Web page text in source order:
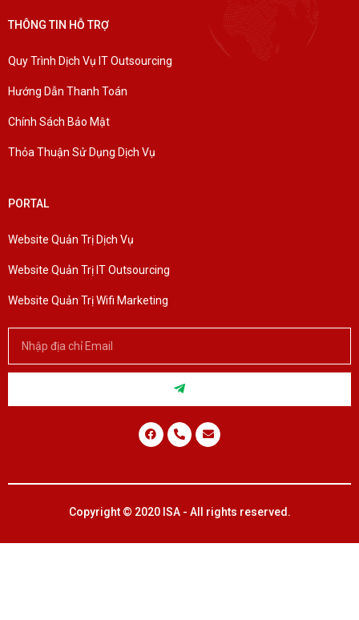
THÔNG TIN HỖ TRỢ
Quy Trình Dịch Vụ IT Outsourcing
Hướng Dẫn Thanh Toán
Chính Sách Bảo Mật
Thỏa Thuận Sử Dụng Dịch Vụ
PORTAL
Website Quản Trị Dịch Vụ
Website Quản Trị IT Outsourcing
Website Quản Trị Wifi Marketing
Copyright © 2020 ISA - All rights reserved.